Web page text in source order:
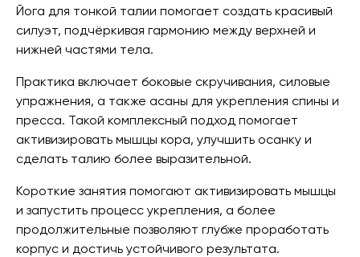
Йога для тонкой талии помогает создать красивый
силуэт, подчёркивая гармонию между верхней и
нижней частями тела.
Практика включает боковые скручивания, силовые
упражнения, а также асаны для укрепления спины и
пресса. Такой комплексный подход помогает
активизировать мышцы кора, улучшить осанку и
сделать талию более выразительной.
Короткие занятия помогают активизировать мышцы
и запустить процесс укрепления, а более
продолжительные позволяют глубже проработать
корпус и достичь устойчивого результата.